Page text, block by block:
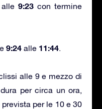
alle9:23 con termine
9:24 alle 11:44.
alle 9 e mezzo di
per circa un ora,
per le 10 e 30